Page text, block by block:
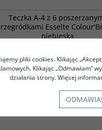
Teczka A-4 z 6
Esselte
niebieska
ZOBACZ
pliki cookies. Klikając
Klikając „Odmawiam”
działania strony. Więcej